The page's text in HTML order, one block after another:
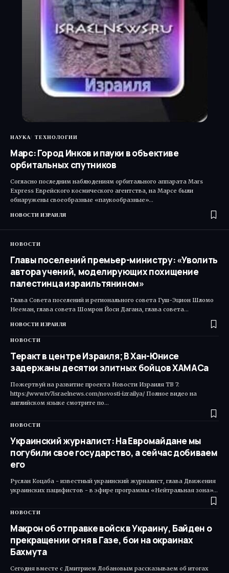
НАУКА ТЕХНОЛОГИИ
Марс: Город Инков и пауки в объективе
орбитальных спутников
Согласно последним наблюдениям орбитального аппарата Mars
Express Еврейского космического агентства, на Марсе были
обнаружены своеобразные «паукообразные»…
НОВОСТИ ИЗРАИЛЯ
НОВОСТИ
Главы поселений премьер-министру: «Уволить
автора учений, моделирующих похищение
палестинца израильтянином»
Глава Совета поселений и регионального совета Гуш-Эцион Шломо
Нееман, глава совета Шомрон Йоси Дагана, глава совета…
НОВОСТИ ИЗРАИЛЯ
НОВОСТИ
Теракт в центре Израиля; В Хан-Юнисе
задержаны десятки элитных бойцов ХАМАСа
Пожертвуй на развитие проекта Новости Израиля ТВ 7:
https://www.tv7israelnews.com/novosti-izrailya/ Полное видео на
английском языке смотрите по…
НОВОСТИ
Украинский журналист: На Евромайдане мы
погубили свое государство, а сейчас добиваем
его
Руслан Коцаба - известный украинский журналист, глава Движения
украинских пацифистов - в эфире программы «Нейтральная зона»…
НОВОСТИ
Макрон об отправке войск в Украину, Байден о
прекращении огня в Газе, бои на окраинах
Бахмута
Сегодня вместе с Дмитрием Лобановым рассказываем об итогах